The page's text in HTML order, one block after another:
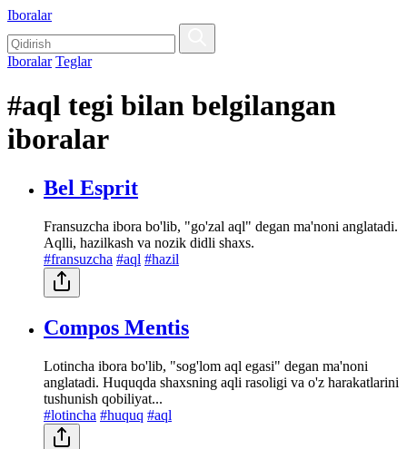
Iboralar
Iboralar Teglar
#aql tegi bilan belgilangan
iboralar
Bel Esprit
Fransuzcha ibora bo'lib, "go'zal aql" degan ma'noni anglatadi.
Aqlli, hazilkash va nozik didli shaxs.
#fransuzcha #aql #hazil
Compos Mentis
Lotincha ibora bo'lib, "sog'lom aql egasi" degan ma'noni
anglatadi. Huquqda shaxsning aqli rasoligi va o'z harakatlarini
tushunish qobiliyat...
#lotincha #huquq #aql